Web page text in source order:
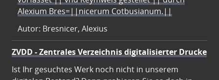
Alexium Bres=||nicerum Cotbusianum.||
Autor: Bresnicer, Alexius
ZVDD - Zentrales Verzeichnis digitalisierter Drucke
Ist Ihr gesuchtes Werk noch nicht in unserem